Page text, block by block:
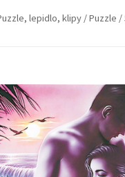
lepidlo, klipy/Puzzle /